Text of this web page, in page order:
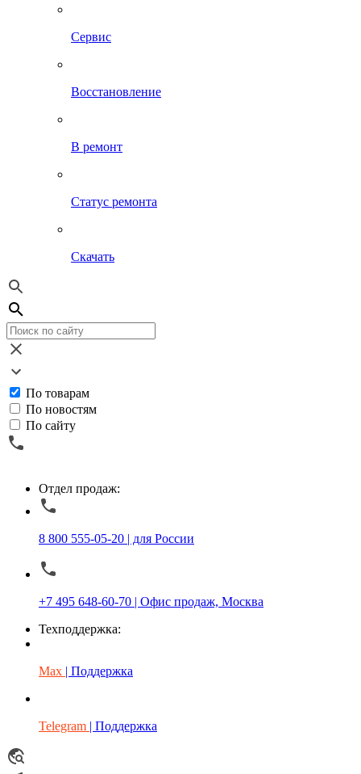
Сервис
Восстановление
В ремонт
Статус ремонта
Скачать
По товарам
По новостям
По сайту
Отдел продаж:
8 800 555-05-20 | для России
+7 495 648-60-70 | Офис продаж, Москва
Техподдержка:
Max | Поддержка
Telegram | Поддержка